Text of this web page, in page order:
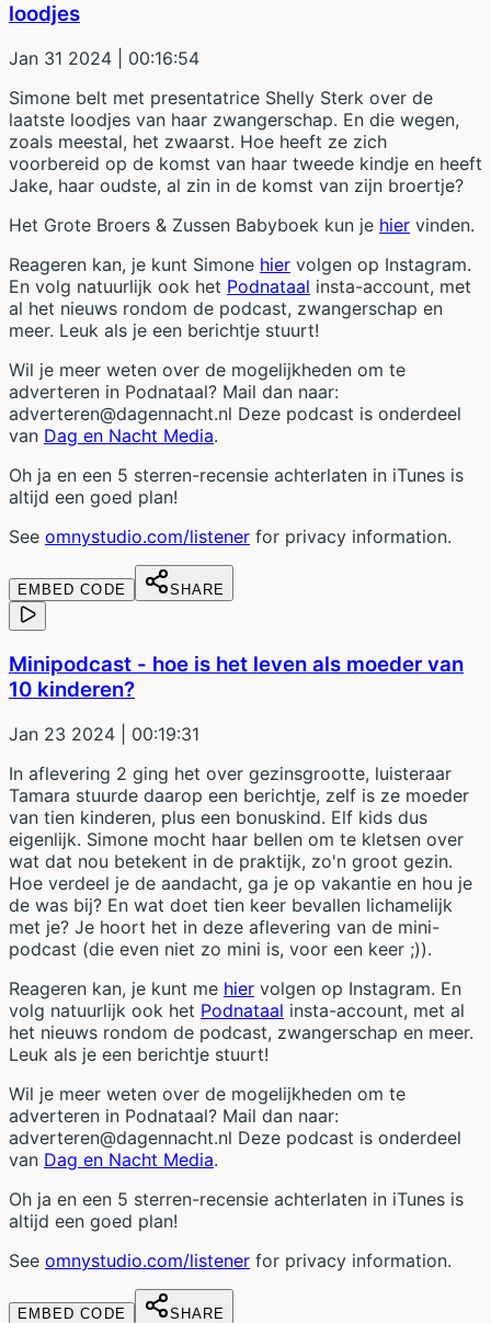
loodjes
Jan 31 2024 | 00:16:54
Simone belt met presentatrice Shelly Sterk over de
laatste loodjes van haar zwangerschap. En die wegen,
zoals meestal, het zwaarst. Hoe heeft ze zich
voorbereid op de komst van haar tweede kindje en heeft
Jake, haar oudste, al zin in de komst van zijn broertje?
Het Grote Broers & Zussen Babyboek kun je hier vinden.
Reageren kan, je kunt Simone hier volgen op Instagram.
En volg natuurlijk ook het Podnataal insta-account, met
al het nieuws rondom de podcast, zwangerschap en
meer. Leuk als je een berichtje stuurt!
Wil je meer weten over de mogelijkheden om te
adverteren in Podnataal? Mail dan naar:
adverteren@dagennacht.nl Deze podcast is onderdeel
van Dag en Nacht Media.
Oh ja en een 5 sterren-recensie achterlaten in iTunes is
altijd een goed plan!
See omnystudio.com/listener for privacy information.
EMBED CODE SHARE
Minipodcast - hoe is het leven als moeder van
10 kinderen?
Jan 23 2024 | 00:19:31
In aflevering 2 ging het over gezinsgrootte, luisteraar
Tamara stuurde daarop een berichtje, zelf is ze moeder
van tien kinderen, plus een bonuskind. Elf kids dus
eigenlijk. Simone mocht haar bellen om te kletsen over
wat dat nou betekent in de praktijk, zo'n groot gezin.
Hoe verdeel je de aandacht, ga je op vakantie en hou je
de was bij? En wat doet tien keer bevallen lichamelijk
met je? Je hoort het in deze aflevering van de mini-
podcast (die even niet zo mini is, voor een keer ;)).
Reageren kan, je kunt me hier volgen op Instagram. En
volg natuurlijk ook het Podnataal insta-account, met al
het nieuws rondom de podcast, zwangerschap en meer.
Leuk als je een berichtje stuurt!
Wil je meer weten over de mogelijkheden om te
adverteren in Podnataal? Mail dan naar:
adverteren@dagennacht.nl Deze podcast is onderdeel
van Dag en Nacht Media.
Oh ja en een 5 sterren-recensie achterlaten in iTunes is
altijd een goed plan!
See omnystudio.com/listener for privacy information.
EMBED CODE SHARE